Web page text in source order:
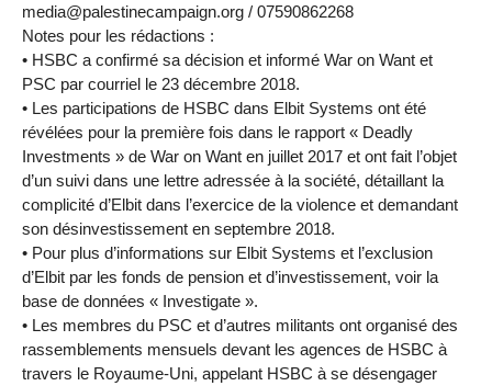
media@palestinecampaign.org / 07590862268
Notes pour les rédactions :
• HSBC a confirmé sa décision et informé War on Want et
PSC par courriel le 23 décembre 2018.
• Les participations de HSBC dans Elbit Systems ont été
révélées pour la première fois dans le rapport « Deadly
Investments » de War on Want en juillet 2017 et ont fait l’objet
d’un suivi dans une lettre adressée à la société, détaillant la
complicité d’Elbit dans l’exercice de la violence et demandant
son désinvestissement en septembre 2018.
• Pour plus d’informations sur Elbit Systems et l’exclusion
d’Elbit par les fonds de pension et d’investissement, voir la
base de données « Investigate ».
• Les membres du PSC et d’autres militants ont organisé des
rassemblements mensuels devant les agences de HSBC à
travers le Royaume-Uni, appelant HSBC à se désengager